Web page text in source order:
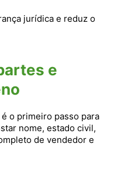
jurídica e reduz o
e
o primeiro passo para
nome, estado civil,
de vendedor e